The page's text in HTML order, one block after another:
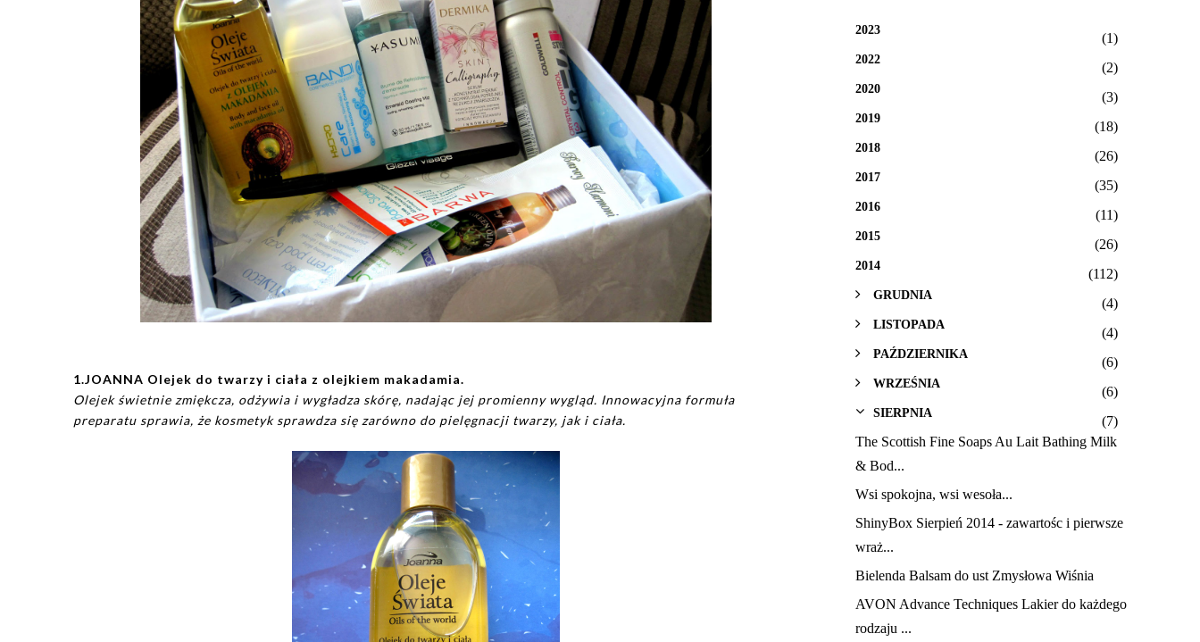
1.JOANNA Olejek do twarzy i ciała z olejkiem makadamia.
Olejek świetnie zmiękcza, odżywia i wygładza skórę, nadając jej promienny wygląd. Innowacyjna formuła
preparatu sprawia, że kosmetyk sprawdza się zarówno do pielęgnacji twarzy, jak i ciała.
2023
(1)
2022
(2)
2020
(3)
2019
(18)
2018
(26)
2017
(35)
2016
(11)
2015
(26)
2014
(112)
GRUDNIA
(4)
LISTOPADA
(4)
PAŹDZIERNIKA
(6)
WRZEŚNIA
(6)
SIERPNIA
(7)
The Scottish Fine Soaps Au Lait Bathing Milk
& Bod...
Wsi spokojna, wsi wesoła...
ShinyBox Sierpień 2014 - zawartośc i pierwsze
wraż...
Bielenda Balsam do ust Zmysłowa Wiśnia
AVON Advance Techniques Lakier do każdego
rodzaju ...